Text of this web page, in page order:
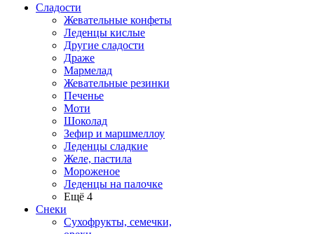
Сладости
Жевательные конфеты
Леденцы кислые
Другие сладости
Драже
Мармелад
Жевательные резинки
Печенье
Моти
Шоколад
Зефир и маршмеллоу
Леденцы сладкие
Желе, пастила
Мороженое
Леденцы на палочке
Ещё 4
Снеки
Сухофрукты, семечки,